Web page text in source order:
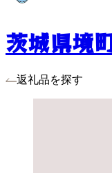
茨城県境
返礼品を探す